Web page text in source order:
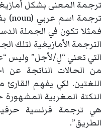
ترجمة المعنى بشكل
فمثلا تكون في الجملة
التي تعني “لِ/لأجل” وليس
من الحالات الناتجة عن
اللغتين. لكي يفهم
هي ترجمة فرنسية
الطريق”.